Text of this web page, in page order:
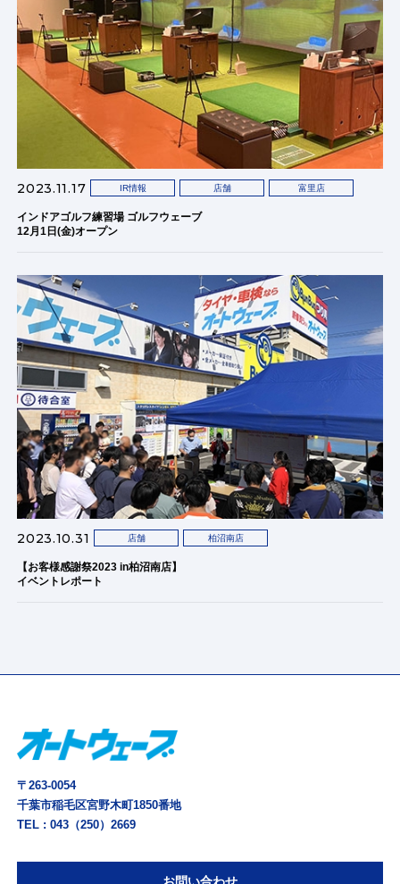
2023.11.17 IR情報 店舗 富里店
インドアゴルフ練習場 ゴルフウェーブ
12月1日(金)オープン
2023.10.31 店舗 柏沼南店
【お客様感謝祭2023 in柏沼南店】
イベントレポート
〒263-0054
千葉市稲毛区宮野木町1850番地
TEL :043（250）2669